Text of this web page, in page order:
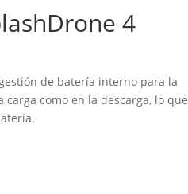
4
de batería interno para la
como en la descarga, lo que